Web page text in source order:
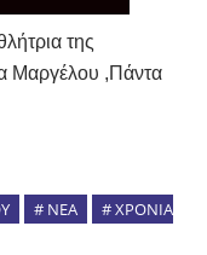
της
Μαργέλου ,Πάντα
# ΝΕΑ
# ΧΡΟΝΙΑ